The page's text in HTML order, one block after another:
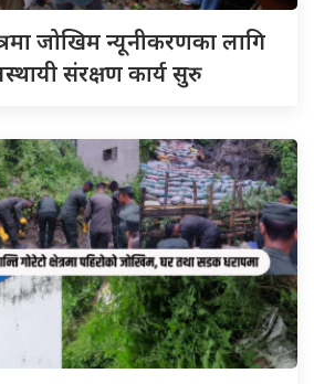
जोखिम न्यूनीकरणका लागि
संरक्षण कार्य सुरु